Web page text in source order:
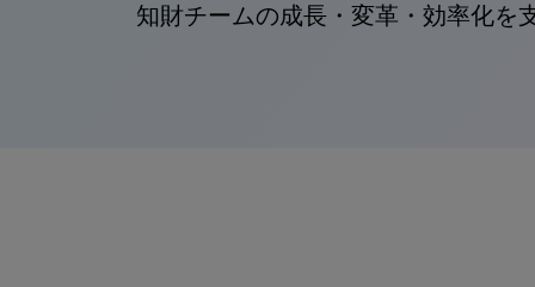
知財チームの成長・変革・効率化を